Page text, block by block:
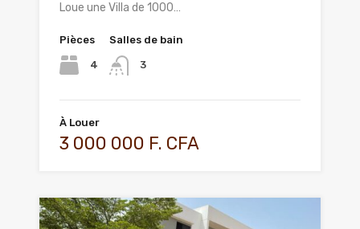
Loue une Villa de 1000…
Pièces
4
Salles de bain
3
À Louer
3 000 000 F. CFA